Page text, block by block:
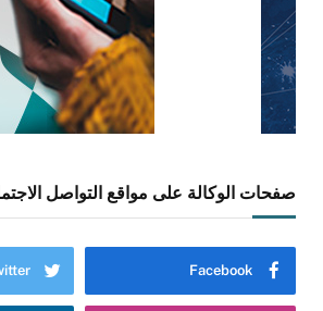
صفحات الوكالة على مواقع التواصل
Facebook